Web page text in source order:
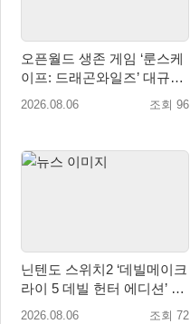
오픈월드 생존 게임 ‘룬스케
이프: 드래곤와일즈’ 대규모
유저 편의성 개선 및 사이드
2026.08.06 조회 96
닌텐도 스위치2 ‘데빌메이크
라이 5 데빌 헌터 에디션’ 패
키지 제품 8월 7일 예약판매
2026.08.06 조회 72